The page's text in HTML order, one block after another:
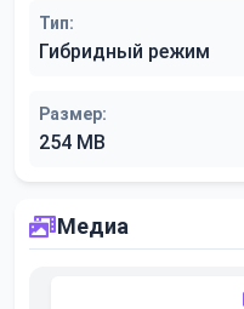
Тип:
Гибридный режим
Размер:
254 MB
Медиа